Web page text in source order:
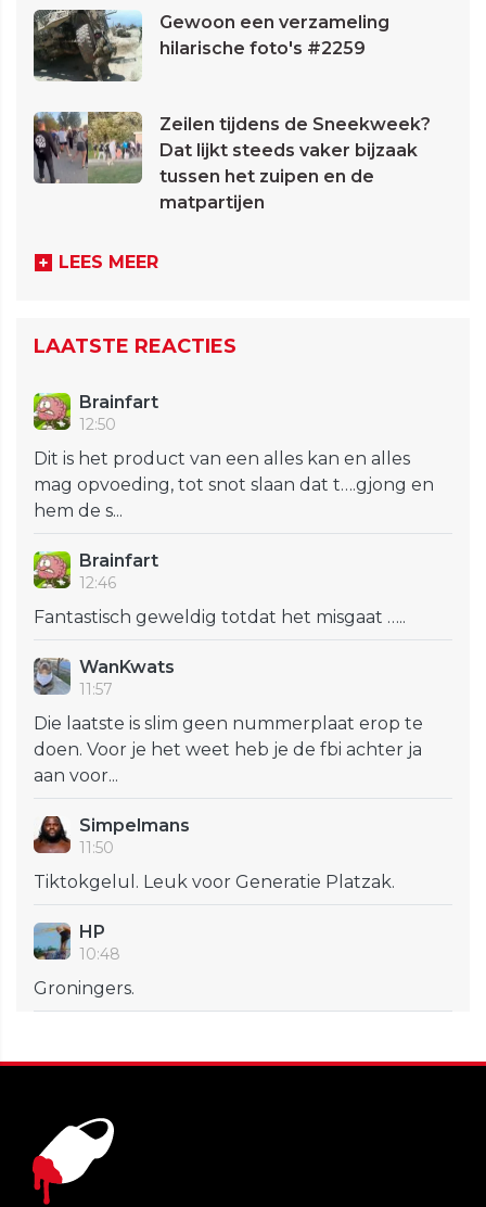
Gewoon een verzameling
hilarische foto's #2259
Zeilen tijdens de Sneekweek?
Dat lijkt steeds vaker bijzaak
tussen het zuipen en de
matpartijen
LEES MEER
LAATSTE REACTIES
Brainfart
12:50
Dit is het product van een alles kan en alles
mag opvoeding, tot snot slaan dat t….gjong en
hem de s...
Brainfart
12:46
Fantastisch geweldig totdat het misgaat …..
WanKwats
11:57
Die laatste is slim geen nummerplaat erop te
doen. Voor je het weet heb je de fbi achter ja
aan voor...
Simpelmans
11:50
Tiktokgelul. Leuk voor Generatie Platzak.
HP
10:48
Groningers.